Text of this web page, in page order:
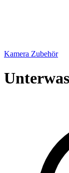
Kamera Zubehör